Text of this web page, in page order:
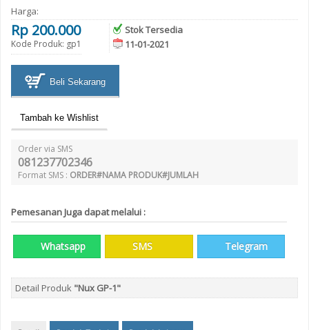
Harga:
Rp 200.000
Kode Produk: gp1
Stok Tersedia
11-01-2021
Beli Sekarang
Tambah ke Wishlist
Order via SMS
081237702346
Format SMS : ORDER#NAMA PRODUK#JUMLAH
Pemesanan Juga dapat melalui :
Whatsapp SMS Telegram
Detail Produk "Nux GP-1"